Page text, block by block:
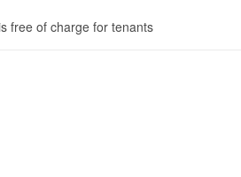
free of charge for tenants